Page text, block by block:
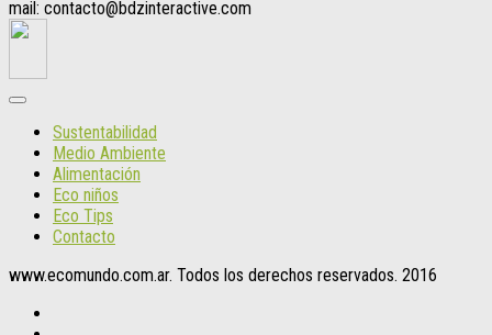
mail: contacto@bdzinteractive.com
Sustentabilidad
Medio Ambiente
Alimentación
Eco niños
Eco Tips
Contacto
www.ecomundo.com.ar. Todos los derechos reservados. 2016